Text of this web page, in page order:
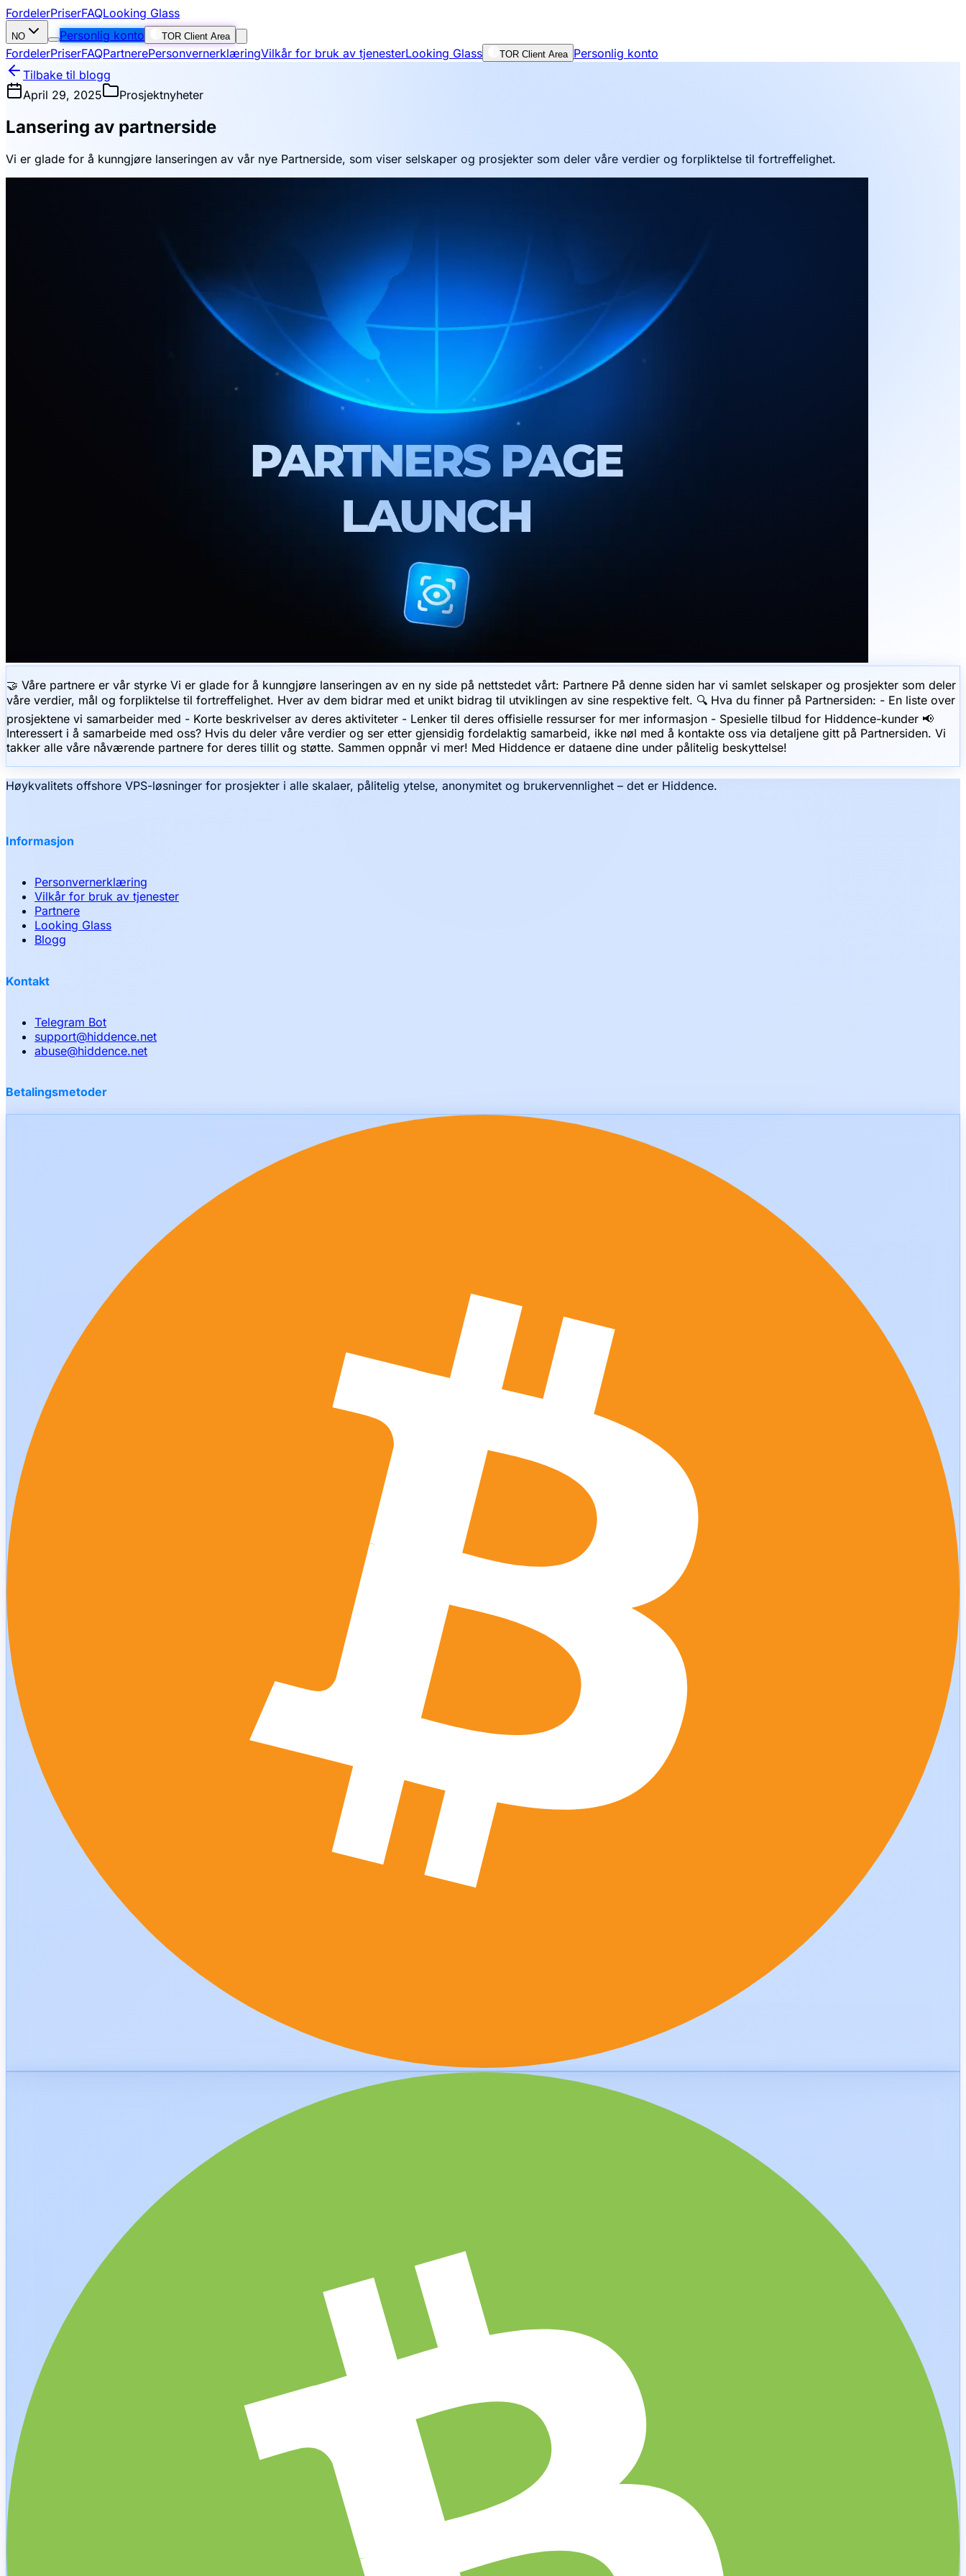
FordelerPriserFAQLooking Glass
NO Personlig konto TOR Client Area
FordelerPriserFAQPartnerePersonvernerklæringVilkår for bruk av tjenesterLooking Glass TOR Client Area Personlig konto
Tilbake til blogg
April 29, 2025
Prosjektnyheter
Lansering av partnerside
Vi er glade for å kunngjøre lanseringen av vår nye Partnerside, som viser selskaper og prosjekter som deler våre verdier og forpliktelse til fortreffelighet.
🤝 Våre partnere er vår styrke Vi er glade for å kunngjøre lanseringen av en ny side på nettstedet vårt: Partnere På denne siden har vi samlet selskaper og prosjekter som deler
våre verdier, mål og forpliktelse til fortreffelighet. Hver av dem bidrar med et unikt bidrag til utviklingen av sine respektive felt. 🔍 Hva du finner på Partnersiden: - En liste over
prosjektene vi samarbeider med - Korte beskrivelser av deres aktiviteter - Lenker til deres offisielle ressurser for mer informasjon - Spesielle tilbud for Hiddence-kunder 📢
Interessert i å samarbeide med oss? Hvis du deler våre verdier og ser etter gjensidig fordelaktig samarbeid, ikke nøl med å kontakte oss via detaljene gitt på Partnersiden. Vi
takker alle våre nåværende partnere for deres tillit og støtte. Sammen oppnår vi mer! Med Hiddence er dataene dine under pålitelig beskyttelse!
Høykvalitets offshore VPS-løsninger for prosjekter i alle skalaer, pålitelig ytelse, anonymitet og brukervennlighet – det er Hiddence.
Informasjon
Personvernerklæring
Vilkår for bruk av tjenester
Partnere
Looking Glass
Blogg
Kontakt
Telegram Bot
support@hiddence.net
abuse@hiddence.net
Betalingsmetoder